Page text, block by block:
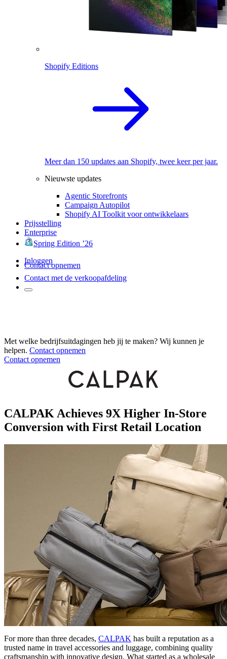
Shopify Editions
Meer dan 150 updates aan Shopify, twee keer per jaar.
Nieuwste updates
Agentic Storefronts
Campaign Autopilot
Shopify AI Toolkit voor ontwikkelaars
Prijsstelling
Enterprise
Spring Edition ’26
Inloggen
Contact opnemen
Contact met de verkoopafdeling
Met welke bedrijfsuitdagingen heb jij te maken? Wij kunnen je
helpen. Contact opnemen
Contact opnemen
CALPAK Achieves 9X Higher In-Store
Conversion with First Retail Location
For more than three decades, CALPAK has built a reputation as a
trusted name in travel accessories and luggage, combining quality
craftsmanship with innovative design. What started as a wholesale